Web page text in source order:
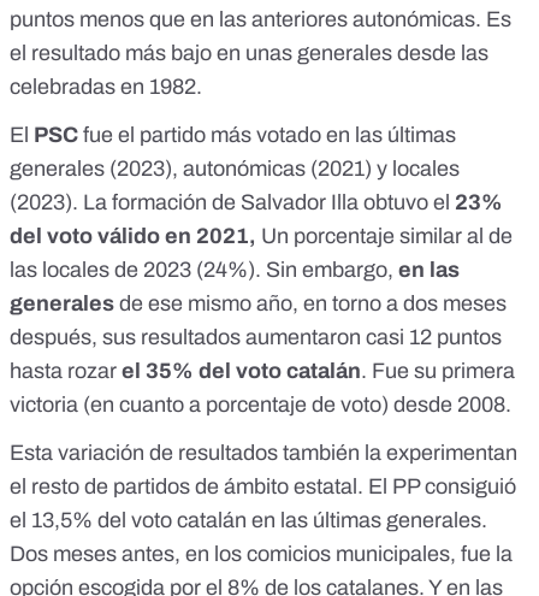
puntos menos que en las anteriores autonómicas. Es
el resultado más bajo en unas generales desde las
celebradas en 1982.
El PSC fue el partido más votado en las últimas
generales (2023), autonómicas (2021) y locales
(2023). La formación de Salvador Illa obtuvo el 23%
del voto válido en 2021, Un porcentaje similar al de
las locales de 2023 (24%). Sin embargo, en las
generales de ese mismo año, en torno a dos meses
después, sus resultados aumentaron casi 12 puntos
hasta rozar el 35% del voto catalán. Fue su primera
victoria (en cuanto a porcentaje de voto) desde 2008.
Esta variación de resultados también la experimentan
el resto de partidos de ámbito estatal. El PP consiguió
el 13,5% del voto catalán en las últimas generales.
Dos meses antes, en los comicios municipales, fue la
opción escogida por el 8% de los catalanes. Y en las